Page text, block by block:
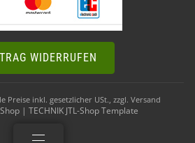
WIDERRUFEN
Preise inkl. gesetzlicher USt., zzgl. Versand
| TECHNIK JTL-Shop Template